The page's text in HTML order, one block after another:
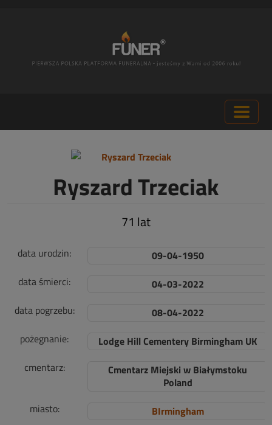
Ryszard Trzeciak
71 lat
data urodzin:
09-04-1950
data śmierci:
04-03-2022
data pogrzebu:
08-04-2022
pożegnanie:
Lodge Hill Cementery Birmingham UK
cmentarz:
Cmentarz Miejski w Białymstoku
Poland
miasto:
BIrmingham